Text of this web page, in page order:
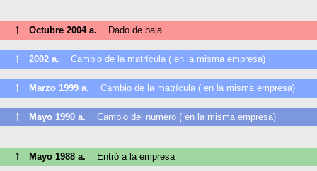
↑ Octubre 2004 a. Dado de baja
↑ 2002 a. Cambio de la matrícula ( en la misma empresa)
↑ Marzo 1999 a. Cambio de la matrícula ( en la misma empresa)
↑ Mayo 1990 a. Cambio del numero ( en la misma empresa)
↑ Mayo 1988 a. Entró a la empresa